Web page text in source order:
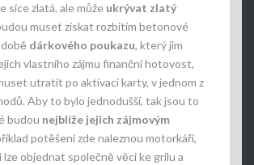
sice zlatá, ale může ukrývat zlatý
muset získat rozbitím betonové
dárkového poukazu, který jim
vlastního zájmu finanční hotovost,
utratit po aktivaci karty, v jednom z
Aby to bylo jednodušší, tak jsou to
budou nejblíže jejich zájmovým
potěšení zde naleznou motorkáři,
objednat společně věci ke grilu a